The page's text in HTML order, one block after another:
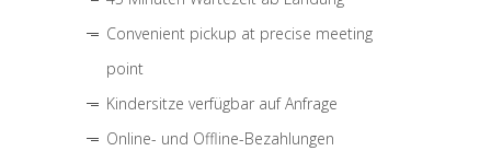
Convenient pickup at precise meeting
point
Kindersitze verfügbar auf Anfrage
Online- und Offline-Bezahlungen